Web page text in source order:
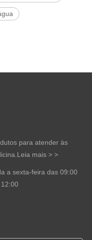
para atender às
Leia mais > >
a sexta-feira das 09:00